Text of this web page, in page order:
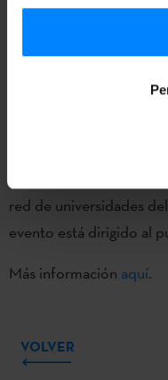
imprescindible. La
viviendo en Berlín y
cultura vasca. La
Literatura en euskera
red de universidades
evento está dirigido al
Más información aquí.
VOLVER